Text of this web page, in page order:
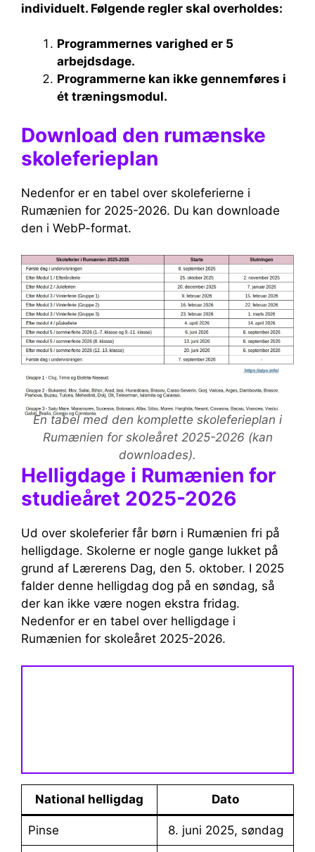
individuelt. Følgende regler skal overholdes:
Programmernes varighed er 5
arbejdsdage.
Programmerne kan ikke gennemføres i
ét træningsmodul.
Download den rumænske
skoleferieplan
Nedenfor er en tabel over skoleferierne i
Rumænien for 2025-2026. Du kan downloade
den i WebP-format.
En tabel med den komplette skoleferieplan i
Rumænien for skoleåret 2025-2026 (kan
downloades).
Helligdage i Rumænien for
studieåret 2025-2026
Ud over skoleferier får børn i Rumænien fri på
helligdage. Skolerne er nogle gange lukket på
grund af Lærerens Dag, den 5. oktober. I 2025
falder denne helligdag dog på en søndag, så
der kan ikke være nogen ekstra fridag.
Nedenfor er en tabel over helligdage i
Rumænien for skoleåret 2025-2026.
National helligdag Dato
Pinse 8. juni 2025, søndag